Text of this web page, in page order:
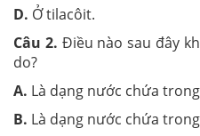
D. Ở tilacôit.
Câu 2. Điều nào sau đây
do?
A. Là dạng nước chứa
B. Là dạng nước chứa